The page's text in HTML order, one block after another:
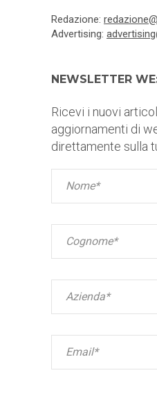
Redazione:
Advertising:
NEWSLETTER
Ricevi i nuovi
aggiornamenti di
direttamente sulla